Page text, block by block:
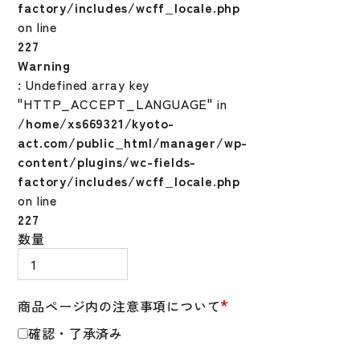
商品ページ内の注意事項について*
確認・了承済み
factory/includes/wcff_locale.php
on line
227
数量
ロ
リ
ン
グ
ス
Warning
: Undefined array key
"HTTP_ACCEPT_LANGUAGE" in
/home/xs669321/kyoto-
act.com/public_html/manager/wp-
content/plugins/wc-fields-
factory/includes/wcff_locale.php
on line
227